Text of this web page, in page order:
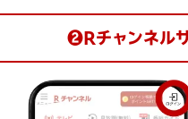
❷Rチャンネル